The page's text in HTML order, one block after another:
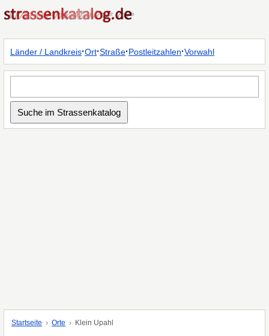
Länder / Landkreis·Ort·Straße·Postleitzahlen·Vorwahl
Startseite Orte Klein Upahl